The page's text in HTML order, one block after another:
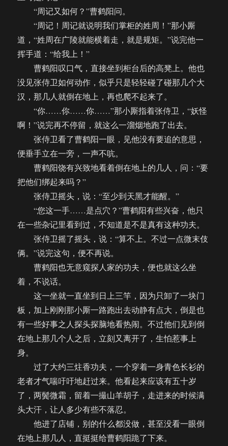
“周记又如何？”曹鹤阳问。
“周记！周记就说明我们掌柜的姓周！”那小厮
道，“姓周在广陵就能横着走，就是规矩。”说完他一
挥手道：“给我上！”
曹鹤阳叹口气，直接坐到柜台后的高凳上。他也
没见张侍卫如何动作，似乎只是轻轻碰了碰那几个大
汉，那几人就倒在地上，再也爬不起来了。
“你……你……你……”那小厮指着张侍卫，“妖怪
啊！”说完再不停留，就这么一溜烟地跑了出去。
张侍卫看了曹鹤阳一眼，见他没有要追的意思，
便垂手立在一旁，一声不吭。
曹鹤阳饶有兴致地看着倒在地上的几人，问：“要
把他们绑起来吗？”
张侍卫摇头，说：“至少到天黑才能醒。”
“您这一手……是点穴？”曹鹤阳有些兴奋，他只
在一些杂记里看到过，不知道是不是真有这种功夫。
张侍卫摇了摇头，说：“算不上。不过一点微末伎
俩。”说完这句，便不再说。
曹鹤阳也无意窥探人家的功夫，便也就这么坐
着，不说话。
这一坐就一直坐到日上三竿，因为只卸了一块门
板，加上刚刚那小厮一路跑出去动静有点大，倒是也
有一些好事之人探头探脑地看热闹。不过他们见到倒
在地上那几个人之后，立刻又离开了，生怕惹事上
身。
过了大约三炷香功夫，一个穿着一身青色长衫的
老者才气喘吁吁地赶过来。他看起来应该有五十岁
了，两鬓微霜，留着一撮山羊胡子，走进来的时候满
头大汗，让人多少有些不落忍。
他进了店铺，别的什么都没做，甚至没看一眼倒
在地上那几人，直挺挺给曹鹤阳跪了下来。